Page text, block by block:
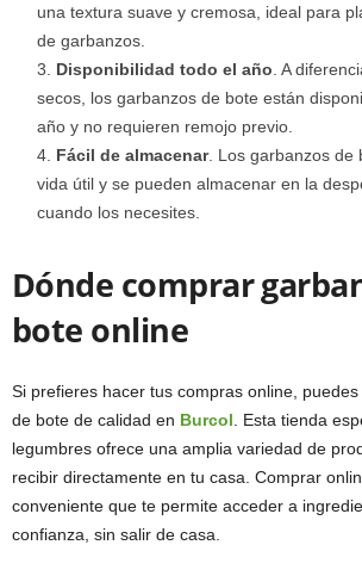
una textura suave y cremosa, ideal para
de garbanzos.
Disponibilidad todo el año . A
secos, los garbanzos de bote están
año y no requieren remojo previo.
Fácil de almacenar. Los garbanzos de
vida útil y se pueden almacenar en la
cuando los necesites.
Dónde comprar
bote online
Si prefieres hacer tus compras online,
de bote de calidad en Burcol . Esta tienda
legumbres ofrece una amplia variedad de
recibir directamente en tu casa. Comprar
conveniente que te permite acceder a
confianza, sin salir de casa.